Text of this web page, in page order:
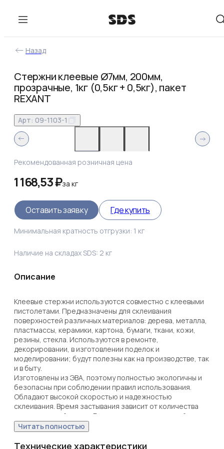
Назад
Стержни клеевые Ø7мм, 200мм,
прозрачные, 1кг (0,5кг + 0,5кг), пакет
REXANT
Арт: 09-1103-1
Рекомендованная розничная цена
1 168,53 ₽за кг
Оставить заявку Где купить
Минимальная кратность отгрузки: 1 кг
Наличие на складах SDS: 2 кг
Описание
Клеевые стержни используются совместно с клеевыми
пистолетами. Предназначены для склеивания
поверхностей различных материалов: дерева, металла,
пластмассы, керамики, картона, бумаги, ткани, кожи,
резины, стекла. Используются в ремонте,
декорировании, в изготовлении поделок и
моделировании; будут полезны как на производстве, так
и в быту.
Изготовлены из ЭВА, поэтому полностью экологичны и
безопасны при соблюдении правил использования.
Обладают высокой скоростью и надежностью
склеивания. Время застывания зависит от количества
расплавленной массы. Благодаря длине стержней
пистолет не придется часто перезаряжать.
Используются с клеевыми пистолетами с каналом для
стержней соответствующего диаметра. Одного
Читать полностью
Технические характеристики